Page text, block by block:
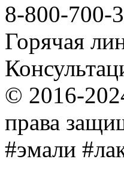
8-800-700-
Горячая
© 2016-
права
#эмали